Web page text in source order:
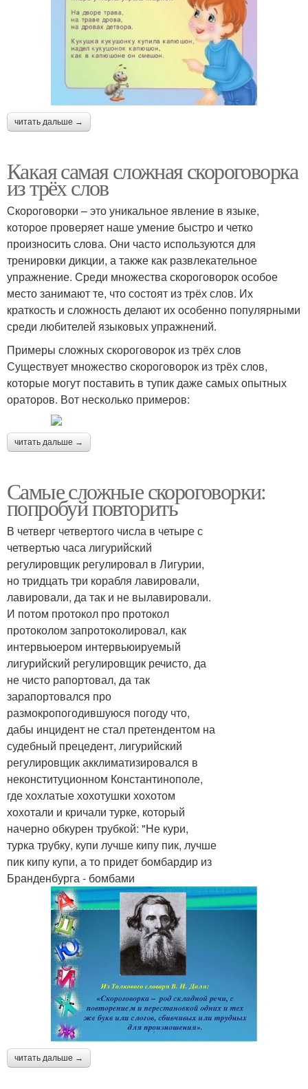
читать дальше →
Какая самая сложная скороговорка
из трёх слов
Скороговорки – это уникальное явление в языке,
которое проверяет наше умение быстро и четко
произносить слова. Они часто используются для
тренировки дикции, а также как развлекательное
упражнение. Среди множества скороговорок особое
место занимают те, что состоят из трёх слов. Их
краткость и сложность делают их особенно популярными
среди любителей языковых упражнений.
Примеры сложных скороговорок из трёх слов
Существует множество скороговорок из трёх слов,
которые могут поставить в тупик даже самых опытных
ораторов. Вот несколько примеров:
читать дальше →
Самые сложные скороговорки:
попробуй повторить
В четверг четвертого числа в четыре с
четвертью часа лигурийский
регулировщик регулировал в Лигурии,
но тридцать три корабля лавировали,
лавировали, да так и не вылавировали.
И потом протокол про протокол
протоколом запротоколировал, как
интервьюером интервьюируемый
лигурийский регулировщик речисто, да
не чисто рапортовал, да так
зарапортовался про
размокропогодившуюся погоду что,
дабы инцидент не стал претендентом на
судебный прецедент, лигурийский
регулировщик акклиматизировался в
неконституционном Константинополе,
где хохлатые хохотушки хохотом
хохотали и кричали турке, который
начерно обкурен трубкой: "Не кури,
турка трубку, купи лучше кипу пик, лучше
пик кипу купи, а то придет бомбардир из
Бранденбурга - бомбами
читать дальше →